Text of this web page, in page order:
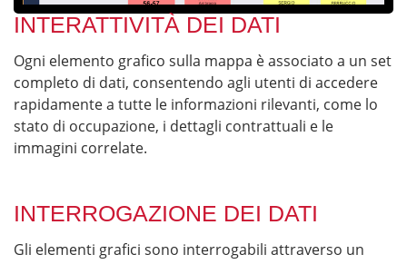
INTERATTIVITÀ DEI DATI
Ogni elemento grafico sulla mappa è associato a un set
completo di dati, consentendo agli utenti di accedere
rapidamente a tutte le informazioni rilevanti, come lo
stato di occupazione, i dettagli contrattuali e le
immagini correlate.
INTERROGAZIONE DEI DATI
Gli elementi grafici sono interrogabili attraverso un